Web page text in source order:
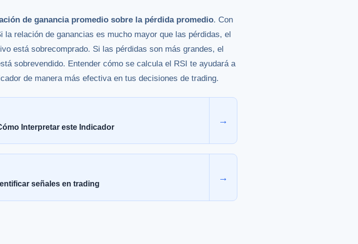
de ganancia promedio sobre la pérdida promedio. Con
relación de ganancias es mucho mayor que las pérdidas, el
está sobrecomprado. Si las pérdidas son más grandes, el
sobrevendido. Entender cómo se calcula el RSI te ayudará a
de manera más efectiva en tus decisiones de trading.
Interpretar este Indicador
→
señales en trading
→